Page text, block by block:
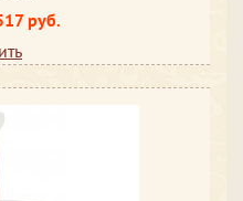
руб.